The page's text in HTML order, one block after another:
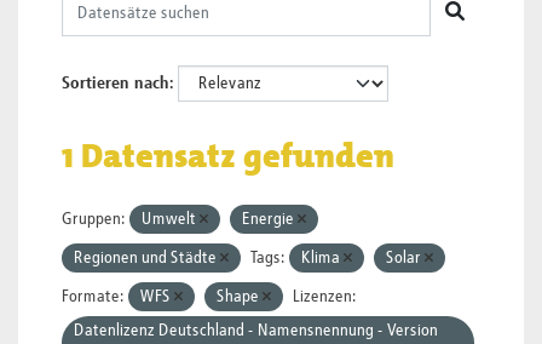
Sortieren nach
1 Datensatz gefunden
Gruppen: Umwelt Energie
Regionen und Städte Tags: Klima Solar
Formate: WFS Shape
Lizenzen:
Datenlizenz Deutschland - Namensnennung - Version